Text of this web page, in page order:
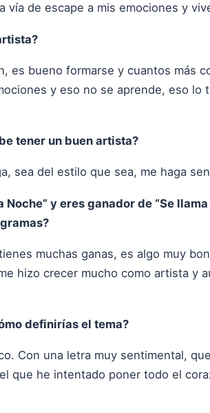
vía de escape a mis emociones y
es bueno formarse y cuantos más
y eso no se aprende, eso lo
tener un buen artista?
sea del estilo que sea, me haga
y eres ganador de “Se
muchas ganas, es algo muy
hizo crecer mucho como artista y
definirías el tema?
Con una letra muy sentimental,
que he intentado poner todo el